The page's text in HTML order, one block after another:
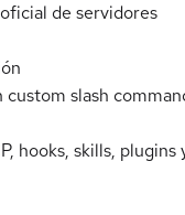
de servidores
slash
hooks, skills, plugins